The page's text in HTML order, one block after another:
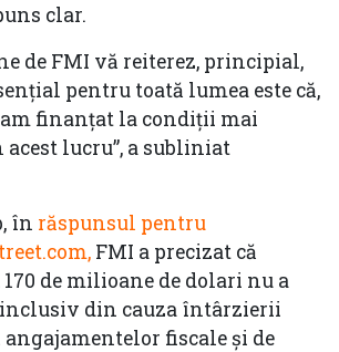
clar.
de FMI vă reiterez, principial,
pentru toată lumea este că,
am finanțat la condiții mai
lucru”, a subliniat
în răspunsul pentru
FMI a precizat că
de milioane de dolari nu a
inclusiv din cauza întârzierii
fiscale și de